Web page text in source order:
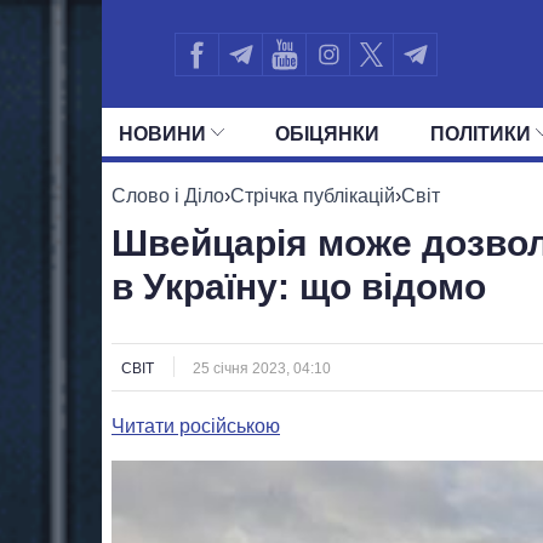
НОВИНИ ОБIЦЯНКИ ПОЛIТИКИ
УСІ ПОЛІТИКИ ПРЕЗИДЕНТ І ОФІС
Слово і Діло›Стрічка публікацій›Світ
Швейцарія може
в Україну: що відомо
СВІТ 25 січня 2023, 04:10
Читати російською